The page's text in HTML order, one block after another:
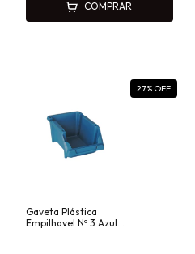
COMPRAR
27% OFF
Gaveta Plástica
Empilhavel Nº 3 Azul